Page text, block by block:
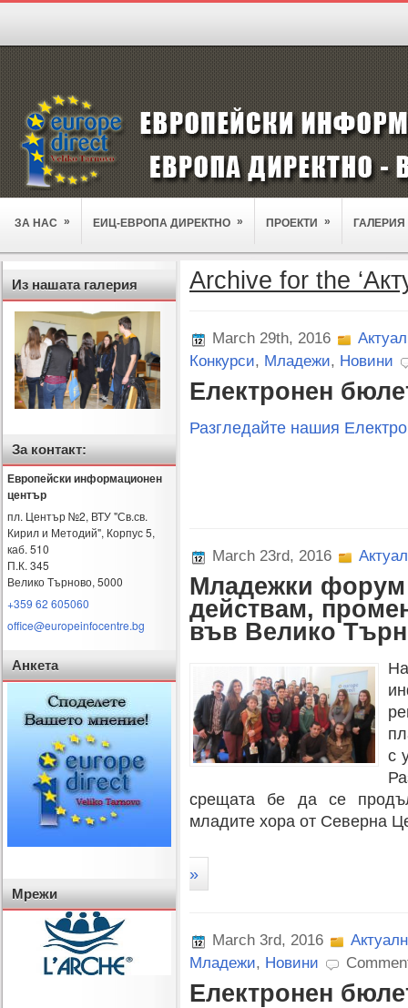
ЗА НАС » ЕИЦ-ЕВРОПА ДИРЕКТНО » ПРОЕКТИ » ГАЛЕРИЯ
Из нашата галерия
За контакт:
Европейски информационен
център
пл. Център №2, ВТУ "Св.св.
Кирил и Методий", Корпус 5,
каб. 510
П.К. 345
Велико Търново, 5000
+359 62 605060
office@europeinfocentre.bg
Анкета
Мрежи
Archive for the
March 29th, 2016
Конкурси, Младежи, Новини
Електронен
Разгледайте нашия
March 23rd, 2016
Младежки форум
действам,
във Велико
с
срещата бе да се
младите хора от Северна
»
March 3rd, 2016
Младежи, Новини
Електронен